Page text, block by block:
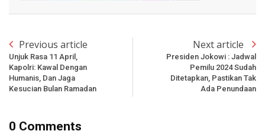
Previous article
Unjuk Rasa 11 April,
Kapolri: Kawal Dengan
Humanis, Dan Jaga
Kesucian Bulan Ramadan
Next article
Presiden Jokowi : Jadwal
Pemilu 2024 Sudah
Ditetapkan, Pastikan Tak
Ada Penundaan
0 Comments